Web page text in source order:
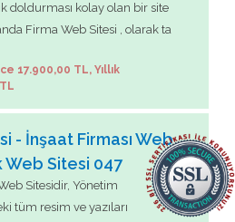
doldurması kolay olan bir site
Firma Web Sitesi , olarak ta
17.900,00 TL, Yıllık
- İnşaat Firması Web
Web Sitesi 047
Sitesidir, Yönetim
tüm resim ve yazıları